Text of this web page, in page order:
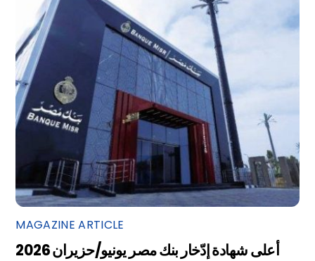
MAGAZINE ARTICLE
أعلى شهادة إدّخار بنك مصر يونيو/حزيران 2026